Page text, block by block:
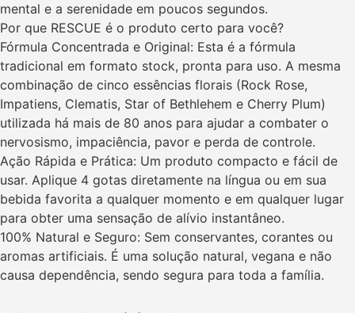
mental e a serenidade em poucos segundos.
Por que RESCUE é o produto certo para você?
Fórmula Concentrada e Original: Esta é a fórmula
tradicional em formato stock, pronta para uso. A mesma
combinação de cinco essências florais (Rock Rose,
Impatiens, Clematis, Star of Bethlehem e Cherry Plum)
utilizada há mais de 80 anos para ajudar a combater o
nervosismo, impaciência, pavor e perda de controle.
Ação Rápida e Prática: Um produto compacto e fácil de
usar. Aplique 4 gotas diretamente na língua ou em sua
bebida favorita a qualquer momento e em qualquer lugar
para obter uma sensação de alívio instantâneo.
100% Natural e Seguro: Sem conservantes, corantes ou
aromas artificiais. É uma solução natural, vegana e não
causa dependência, sendo segura para toda a família.